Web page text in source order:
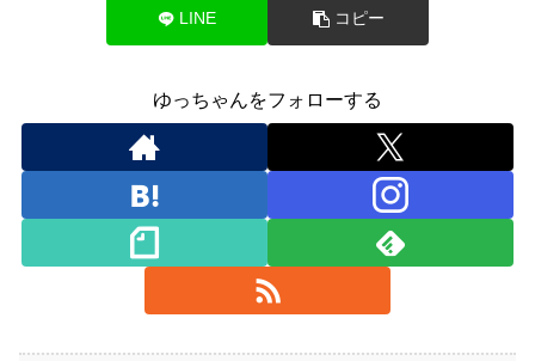
LINE コピー
ゆっちゃんをフォローする